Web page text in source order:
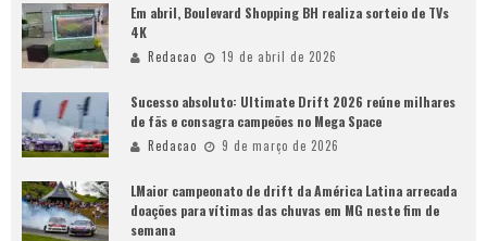
Em abril, Boulevard Shopping BH realiza sorteio de TVs
4K
Redacao 19 de abril de 2026
Sucesso absoluto: Ultimate Drift 2026 reúne milhares
de fãs e consagra campeões no Mega Space
Redacao 9 de março de 2026
LMaior campeonato de drift da América Latina arrecada
doações para vítimas das chuvas em MG neste fim de
semana